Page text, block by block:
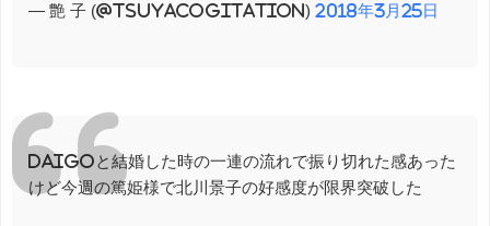
— 艶 子 (@tsuyacogitation) 2018年3月25日
DAIGOと結婚した時の一連の流れで振り切れた感あった
けど今週の篤姫様で北川景子の好感度が限界突破した